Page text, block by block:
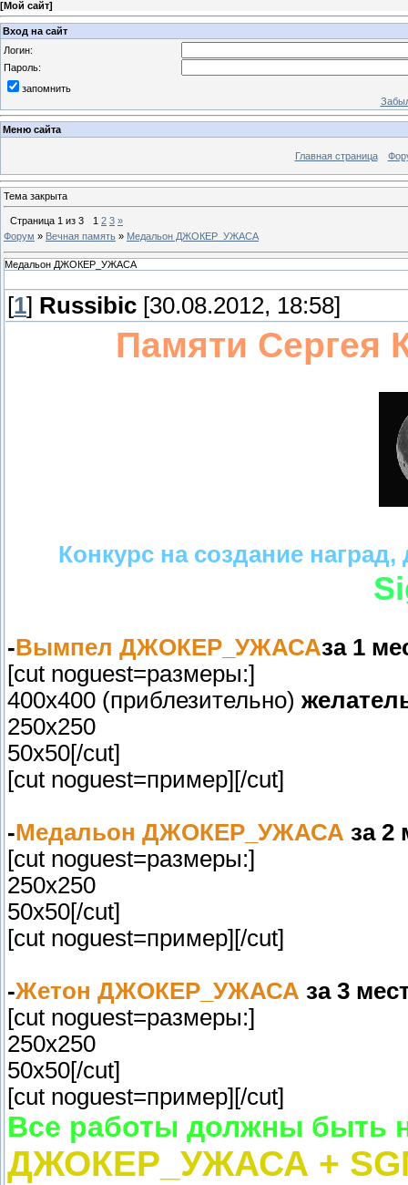
[Мой сайт]
Вход на сайт
Логин:
Пароль:
запомнить
Меню сайта
Главная страница
Тема закрыта
Страница 1 из 3 1 2 3 »
Форум » Вечная память » Медальон ДЖОКЕР_УЖАСА
Медальон ДЖОКЕР_УЖАСА
[1] Russibic [30.08.2012, 18:58]
Памяти Сергея
Конкурс на создание
-Вымпел ДЖОКЕР_УЖАСАза 1
[cut noguest=размеры:]
400х400 (приблезительно)
250х250
50х50[/cut]
[cut noguest=пример] [/cut]
-Медальон ДЖОКЕР_УЖАСА за 2
[cut noguest=размеры:]
250х250
50х50[/cut]
[cut noguest=пример] [/cut]
-Жетон ДЖОКЕР_УЖАСА за 3
[cut noguest=размеры:]
250х250
50х50[/cut]
[cut noguest=пример] [/cut]
Все работы должны быть
ДЖОКЕР_УЖАСА +